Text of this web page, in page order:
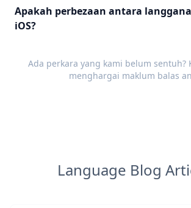
Apakah perbezaan antara
iOS?
Ada perkara yang kami belum sentuh?
menghargai maklum balas
Language Blog